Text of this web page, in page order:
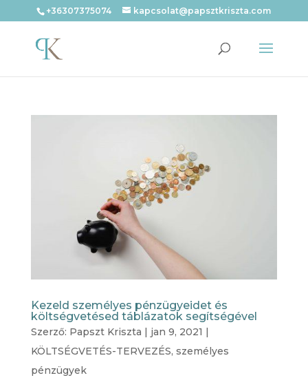
+36307375074 kapcsolat@papsztkriszta.com
Kezeld személyes pénzügyeidet és
költségvetésed táblázatok segítségével
Szerző: Papszt Kriszta | jan 9, 2021 |
KÖLTSÉGVETÉS-TERVEZÉS, személyes
pénzügyek